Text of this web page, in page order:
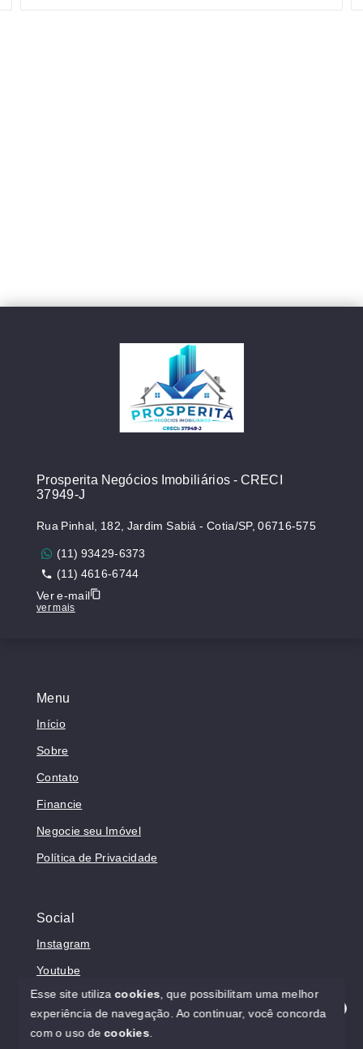
Olá! Estamos disponíveis para te ajudar.
Menu
Início
Sobre
Contato
Financie
Negocie seu Imóvel
Política de Privacidade
Social
Instagram
Youtube
© Copyright 2026 - Prosperita Negócios Imobiliários -
Prosperita Negócios Imobiliários - CRECI
37949-J
Rua Pinhal, 182, Jardim Sabiá - Cotia/SP, 06716-575
(11) 93429-6373
(11) 4616-6744
Ver e-mail
ver mais
Esse site utilizacookies , que possibilitam uma melhor
experiência de navegação. Ao continuar, você concorda
com o uso decookies